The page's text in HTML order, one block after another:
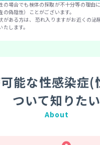
の場合でも検体の採取が不⼗分等の理由
の偽陰性）ことがございます。
がある方は、 恐れ入りますがお近くの泌
します。
能な性感染症(
ついて知りたい
About